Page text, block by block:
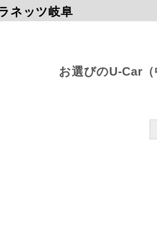
ネッツ岐阜
お選びのU-Car